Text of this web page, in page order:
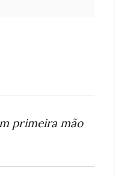
primeira mão